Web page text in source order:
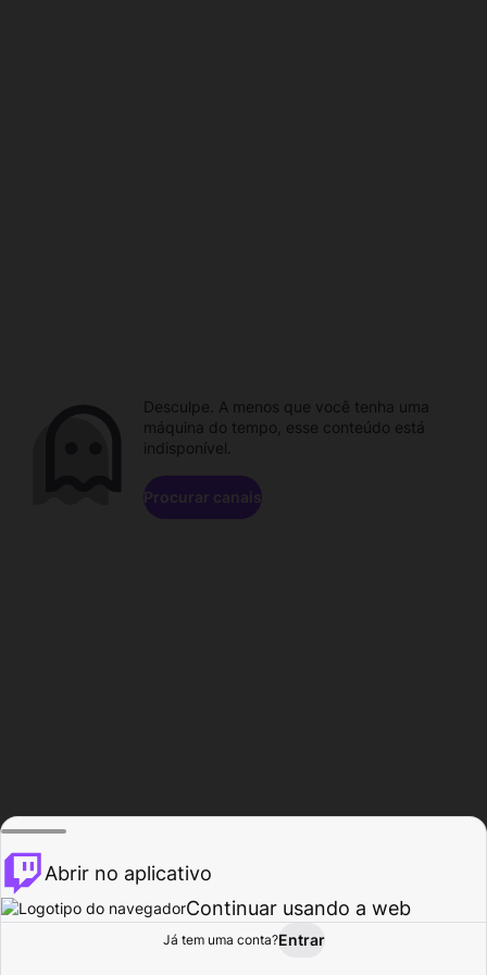
Procurar Atividade
Desculpe. A menos que você tenha uma
máquina do tempo, esse conteúdo está
indisponível.
Procurar canais
Abrir no aplicativo
Continuar usando a web
Já tem uma conta?Entrar